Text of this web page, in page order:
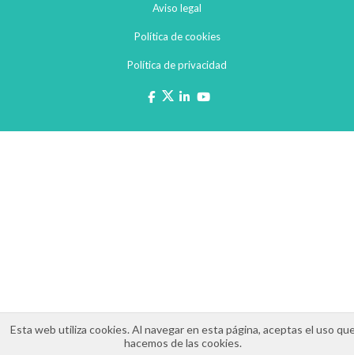
Aviso legal
Política de cookies
Política de privacidad
Esta web utiliza cookies. Al navegar en esta página, aceptas el uso
hacemos de las cookies.